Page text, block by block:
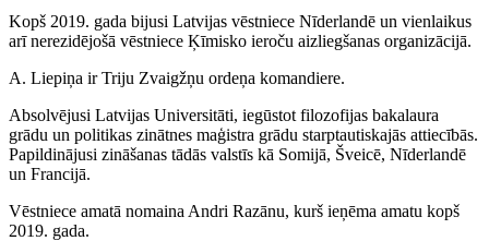
Kopš 2019. gada bijusi Latvijas vēstniece Nīderlandē un vienlaikus
arī nerezidējošā vēstniece Ķīmisko ieroču aizliegšanas organizācijā.
A. Liepiņa ir Triju Zvaigžņu ordeņa komandiere.
Absolvējusi Latvijas Universitāti, iegūstot filozofijas bakalaura
grādu un politikas zinātnes maģistra grādu starptautiskajās attiecībās.
Papildinājusi zināšanas tādās valstīs kā Somijā, Šveicē, Nīderlandē
un Francijā.
Vēstniece amatā nomaina Andri Razānu, kurš ieņēma amatu kopš
2019. gada.